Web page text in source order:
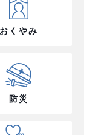
おくやみ
防災